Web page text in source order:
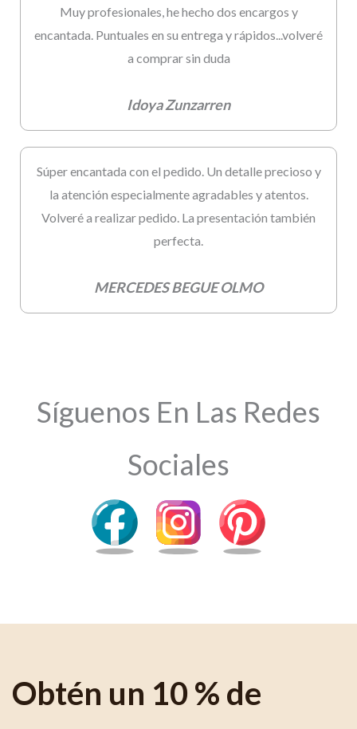
Muy profesionales, he hecho dos encargos y
encantada. Puntuales en su entrega y rápidos...volveré
a comprar sin duda
Idoya Zunzarren
Súper encantada con el pedido. Un detalle precioso y
la atención especialmente agradables y atentos.
Volveré a realizar pedido. La presentación también
perfecta.
MERCEDES BEGUE OLMO
Síguenos En Las Redes
Sociales
Obtén un 10 % de